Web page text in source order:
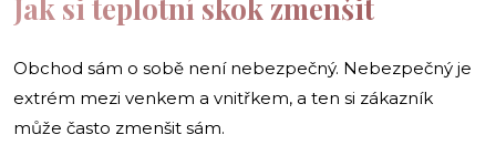
Jak si teplotní skok zmenšit
Obchod sám o sobě není nebezpečný. Nebezpečný je
extrém mezi venkem a vnitřkem, a ten si zákazník
může často zmenšit sám.